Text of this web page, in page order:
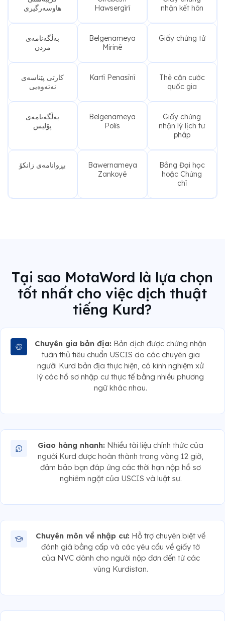
هاوسەرگیری
Hawsergîrî
nhận kết hôn
بەڵگەنامەی
مردن
Belgenameya
Mirinê
Giấy chứng tử
کارتی پێناسەی
نەتەوەیی
Kartî Penasînî
Thẻ căn cước
quốc gia
بەڵگەنامەی
پۆلیس
Belgenameya
Polîs
Giấy chứng
nhận lý lịch tư
pháp
بڕوانامەی زانکۆ
Bawernameya
Zankoyê
Bằng Đại học
hoặc Chứng
chỉ
Tại sao MotaWord là lựa chọn
tốt nhất cho việc dịch thuật
tiếng Kurd?
Chuyên gia bản địa: Bản dịch được chứng nhận
tuân thủ tiêu chuẩn USCIS do các chuyên gia
người Kurd bản địa thực hiện, có kinh nghiệm xử
lý các hồ sơ nhập cư thực tế bằng nhiều phương
ngữ khác nhau.
Giao hàng nhanh: Nhiều tài liệu chính thức của
người Kurd được hoàn thành trong vòng 12 giờ,
đảm bảo bạn đáp ứng các thời hạn nộp hồ sơ
nghiêm ngặt của USCIS và luật sư.
Chuyên môn về nhập cư: Hỗ trợ chuyên biệt về
đánh giá bằng cấp và các yêu cầu về giấy tờ
của NVC dành cho người nộp đơn đến từ các
vùng Kurdistan.